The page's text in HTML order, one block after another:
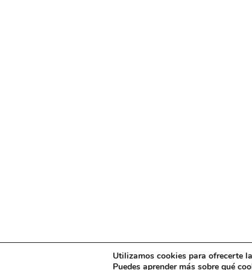
Utilizamos cookies para ofrecerte
Puedes aprender más sobre qué